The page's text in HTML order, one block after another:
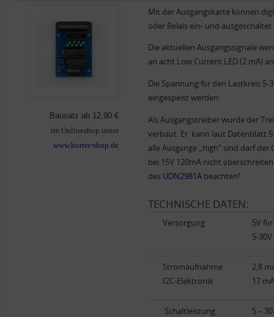
Bausatz ab 12,90 €
im Onlineshop unter
www.horter-shop.de
Mit der Ausgangskarte können
oder Relais ein- und
Die aktuellen Ausgangssignale
an acht Low Current LED (2 mA)
Die Spannung für den Lastkreis
eingespeist werden.
Als Ausgangstreiber wurde der
verbaut. Er kann laut Datenblatt
alle Ausgänge „high“ sind darf
bei 15V 120mA nicht
des UDN2981A beachten!
TECHNISCHE DATEN:
Versorgung
5V
5-
Stromaufnahme
I2C-Elektronik
2,8
17
Schaltleistung
5 –